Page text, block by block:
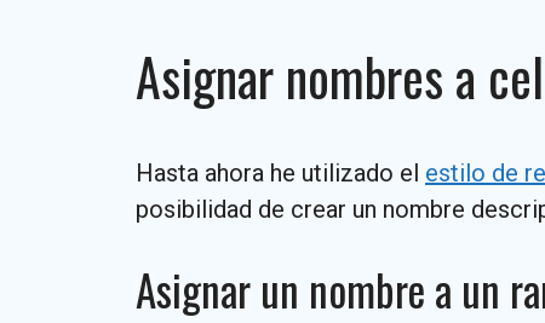
Asignar nombres a
Hasta ahora he utilizado el estilo de
posibilidad de crear un nombre
Asignar un nombre a un